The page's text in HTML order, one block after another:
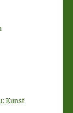
Kunst